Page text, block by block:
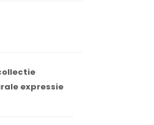
expressie